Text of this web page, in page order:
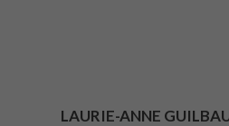
LAURIE-ANNE